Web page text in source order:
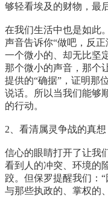
够轻看埃及的财物，最
在我们生活中也是如此
声音告诉你“做吧，反
一个微小的、却无比坚
那个微小的声音，那个
提供的“确据”，证明那
说话。所以当我们能够
的行动。
2、看清属灵争战的真想
信心的眼睛打开了让我
看到人的冲突、环境的
跤。但保罗提醒我们：
与那些执政的、掌权的